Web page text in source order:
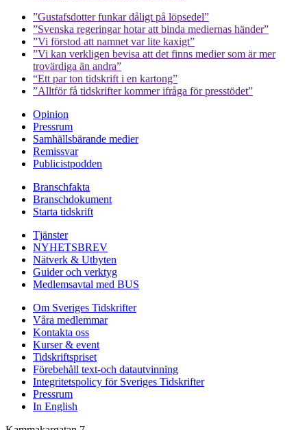
”Gustafsdotter funkar dåligt på löpsedel”
”Svenska regeringar hotar att binda mediernas händer”
”Vi förstod att namnet var lite kaxigt”
”Vi kan verkligen bevisa att det finns medier som är mer
trovärdiga än andra”
“Ett par ton tidskrift i en kartong”
”Alltför få tidskrifter kommer ifråga för presstödet”
Opinion
Pressrum
Samhällsbärande medier
Remissvar
Publicistpodden
Branschfakta
Branschdokument
Starta tidskrift
Tjänster
NYHETSBREV
Nätverk & Utbyten
Guider och verktyg
Medlemsavtal med BUS
Om Sveriges Tidskrifter
Våra medlemmar
Kontakta oss
Kurser & event
Tidskriftspriset
Förebehåll text-och datautvinning
Integritetspolicy för Sveriges Tidskrifter
Pressrum
In English